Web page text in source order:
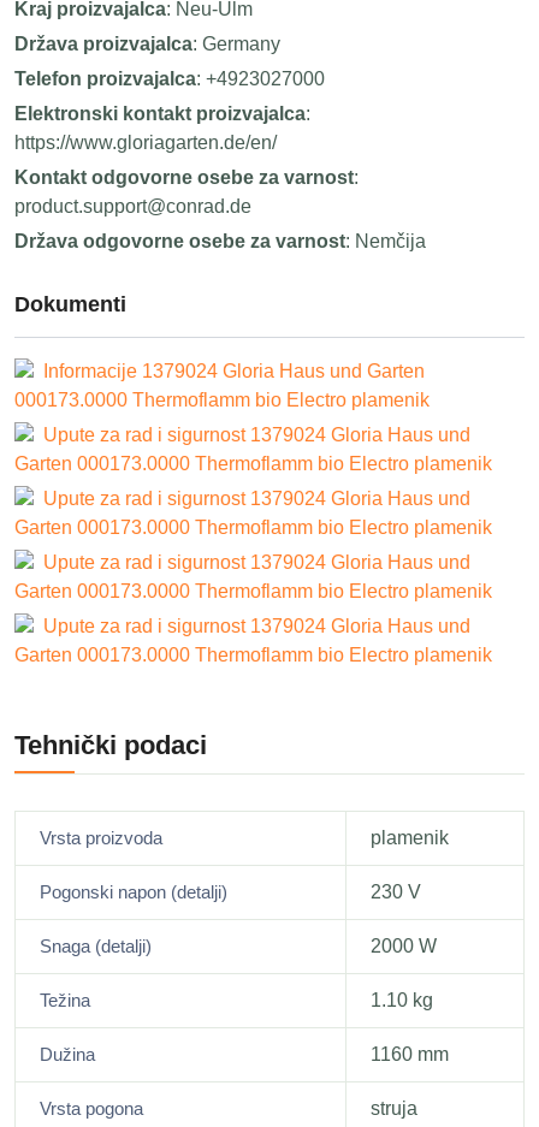
Kraj proizvajalca: Neu-Ulm
Država proizvajalca: Germany
Telefon proizvajalca: +4923027000
Elektronski kontakt proizvajalca:
https://www.gloriagarten.de/en/
Kontakt odgovorne osebe za varnost:
product.support@conrad.de
Država odgovorne osebe za varnost: Nemčija
Dokumenti
Informacije 1379024 Gloria Haus und Garten
000173.0000 Thermoflamm bio Electro plamenik
Upute za rad i sigurnost 1379024 Gloria Haus und
Garten 000173.0000 Thermoflamm bio Electro plamenik
Upute za rad i sigurnost 1379024 Gloria Haus und
Garten 000173.0000 Thermoflamm bio Electro plamenik
Upute za rad i sigurnost 1379024 Gloria Haus und
Garten 000173.0000 Thermoflamm bio Electro plamenik
Upute za rad i sigurnost 1379024 Gloria Haus und
Garten 000173.0000 Thermoflamm bio Electro plamenik
Tehnički podaci
Vrsta proizvoda plamenik
Pogonski napon (detalji) 230 V
Snaga (detalji) 2000 W
Težina 1.10 kg
Dužina 1160 mm
Vrsta pogona struja